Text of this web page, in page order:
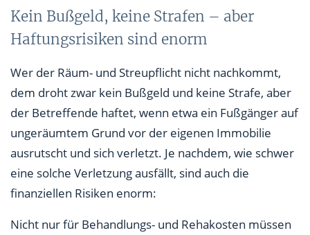
Kein Bußgeld, keine Strafen – aber
Haftungsrisiken sind enorm
Wer der Räum- und Streupflicht nicht nachkommt,
dem droht zwar kein Bußgeld und keine Strafe, aber
der Betreffende haftet, wenn etwa ein Fußgänger auf
ungeräumtem Grund vor der eigenen Immobilie
ausrutscht und sich verletzt. Je nachdem, wie schwer
eine solche Verletzung ausfällt, sind auch die
finanziellen Risiken enorm:
Nicht nur für Behandlungs- und Rehakosten müssen